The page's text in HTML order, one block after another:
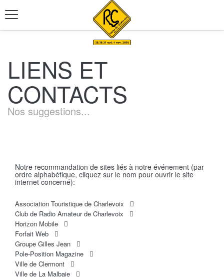
LIENS ET
CONTACTS
Nos suggestions...
Notre recommandation de sites liés à notre événement (par
ordre alphabétique, cliquez sur le nom pour ouvrir le site
internet concerné):
Association Touristique de Charlevoix
Club de Radio Amateur de Charlevoix
Horizon Mobile
Forfait Web
Groupe Gilles Jean
Pole-Position Magazine
Ville de Clermont
Ville de La Malbaie